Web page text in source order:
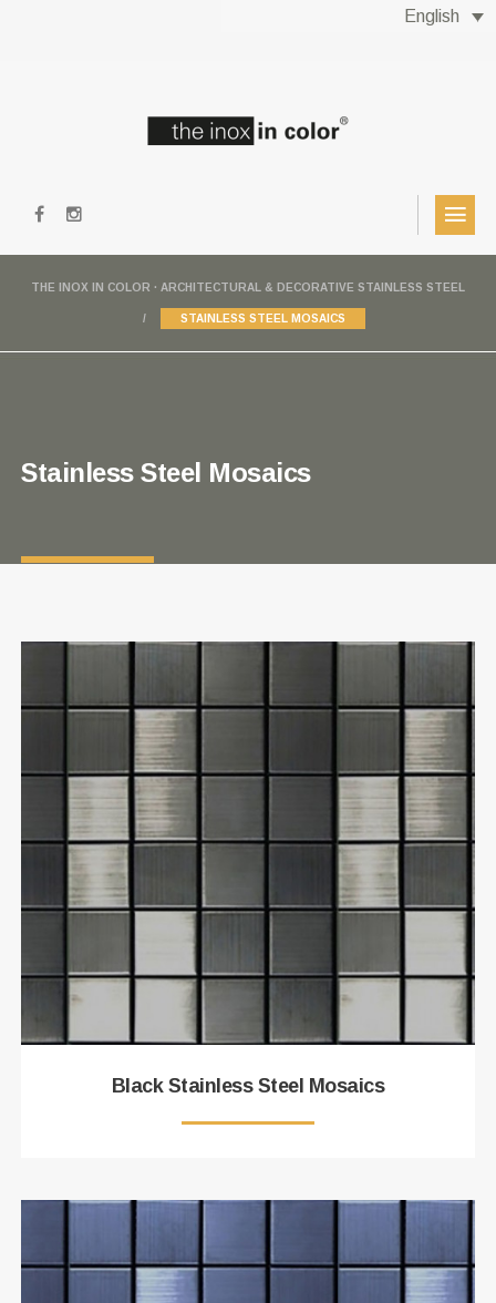
English
THE INOX IN COLOR · ARCHITECTURAL & DECORATIVE STAINLESS STEEL
STAINLESS STEEL MOSAICS
Stainless Steel Mosaics
Black Stainless Steel Mosaics